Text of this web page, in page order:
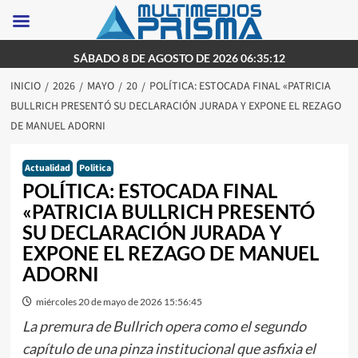
al
contenido
SÁBADO 8 DE AGOSTO DE 2026 06:35:12
INICIO 2026 MAYO 20
POLÍTICA: ESTOCADA FINAL «PATRICIA
BULLRICH PRESENTÓ SU DECLARACIÓN JURADA Y EXPONE EL REZAGO
DE MANUEL ADORNI
Actualidad Politica
POLÍTICA: ESTOCADA FINAL
«PATRICIA BULLRICH PRESENTÓ
SU DECLARACIÓN JURADA Y
EXPONE EL REZAGO DE MANUEL
ADORNI
miércoles 20 de mayo de 2026 15:56:45
La premura de Bullrich opera como el segundo
capítulo de una pinza institucional que asfixia el